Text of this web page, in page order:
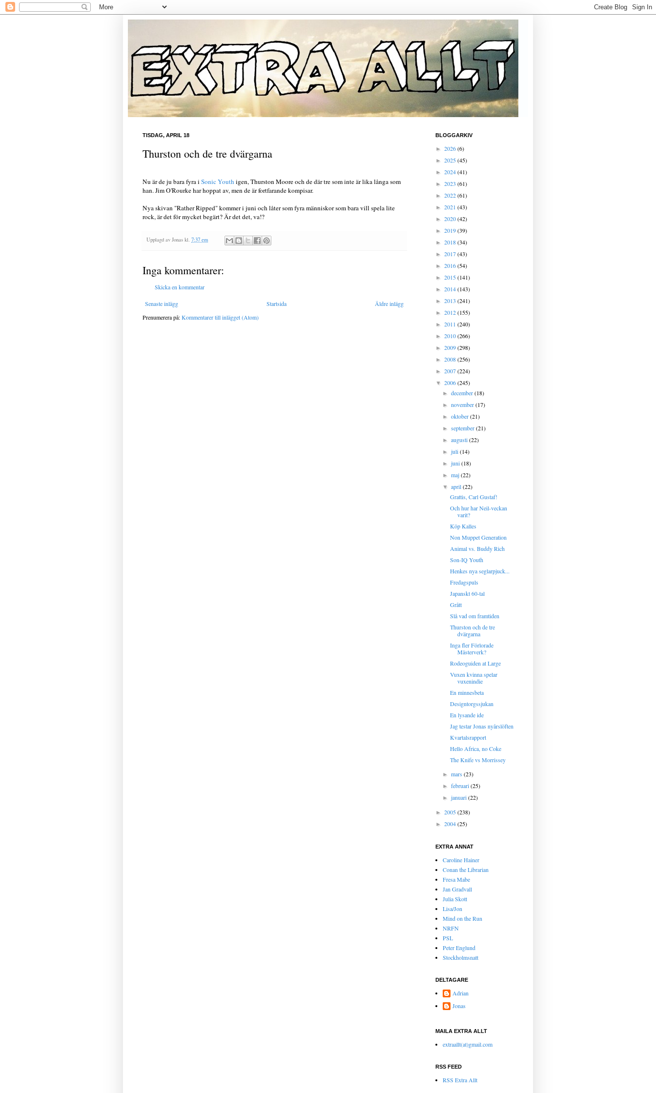
TISDAG, APRIL 18
Thurston och de tre dvärgarna
Nu är de ju bara fyra i Sonic Youthigen, Thurston Moore och de där tre som inte är lika långa som
han. Jim O'Rourke har hoppat av, men de är fortfarande kompisar.
Nya skivan "Rather Ripped" kommer i juni och låter som fyra människor som bara vill spela lite
rock, är det för mycket begärt? Är det det, va!?
Upplagd av Jonas kl. 7:37 em
Inga kommentarer:
Skicka en kommentar
Senaste inlägg Äldre inlägg
Startsida
Prenumerera på:Kommentarer till inlägget (Atom)
BLOGGARKIV
► 2026(6)
► 2025(45)
► 2024(41)
► 2023 (61)
► 2022(61)
► 2021 (43)
► 2020(42)
► 2019(39)
► 2018(34)
► 2017(43)
► 2016(54)
► 2015(141)
► 2014(143)
► 2013 (241)
► 2012(155)
► 2011 (240)
► 2010(266)
► 2009(298)
► 2008(256)
► 2007(224)
▼ 2006(245)
►december(18)
►november(17)
►oktober(21)
►september(21)
►augusti(22)
►juli(14)
►juni(18)
►maj(22)
▼april(22)
Grattis, Carl Gustaf!
Och hur har Neil-veckan
varit?
Köp Kalles
Non Muppet Generation
Animal vs. Buddy Rich
Son-IQ Youth
Henkes nya seglarpjuck...
Fredagspuls
Japanskt 60-tal
Grått
Slå vad om framtiden
Thurston och de tre
dvärgarna
Inga fler Förlorade
Mästerverk?
Rodeoguiden at Large
Vuxen kvinna spelar
vuxenindie
En minnesbeta
Designtorgssjukan
En lysande ide
Jag testar Jonas nyårslöften
Kvartalsrapport
Hello Africa, no Coke
The Knife vs Morrissey
►mars(23)
►februari(25)
►januari(22)
► 2005(238)
► 2004(25)
EXTRA ANNAT
Caroline Hainer
Conan the Librarian
Fresa Mabe
Jan Gradvall
Julia Skott
Lisa/Jon
Mind on the Run
NRFN
PSL
Peter Englund
Stockholmsnatt
DELTAGARE
Adrian
Jonas
MAILA EXTRA ALLT
extraallt(at)gmail.com
RSS FEED
RSS Extra Allt